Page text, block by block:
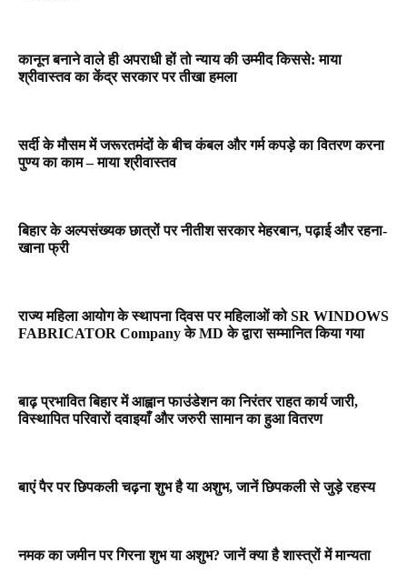
कानून बनाने वाले ही अपराधी हों तो न्याय की उम्मीद किससे: माया
श्रीवास्तव का केंद्र सरकार पर तीखा हमला
सर्दी के मौसम में जरूरतमंदों के बीच कंबल और गर्म कपड़े का वितरण करना
पुण्य का काम – माया श्रीवास्तव
बिहार के अल्पसंख्यक छात्रों पर नीतीश सरकार मेहरबान, पढ़ाई और रहना-
खाना फ्री
राज्य महिला आयोग के स्थापना दिवस पर महिलाओं को SR WINDOWS
FABRICATOR Company के MD के द्वारा सम्मानित किया गया
बाढ़ प्रभावित बिहार में आह्वान फाउंडेशन का निरंतर राहत कार्य जारी,
विस्थापित परिवारों दवाइयाँ और जरुरी सामान का हुआ वितरण
बाएं पैर पर छिपकली चढ़ना शुभ है या अशुभ, जानें छिपकली से जुड़े रहस्य
नमक का जमीन पर गिरना शुभ या अशुभ? जानें क्या है शास्त्रों में मान्यता